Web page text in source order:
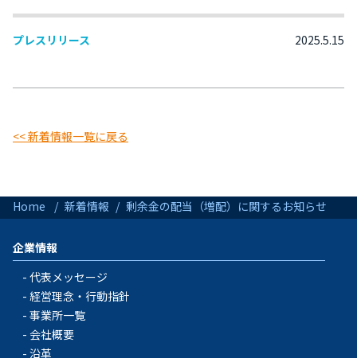
プレスリリース 2025.5.15
<< 新着情報一覧に戻る
Home 新着情報 剰余金の配当（増配）に関するお知らせ
企業情報
代表メッセージ
経営理念・行動指針
事業所一覧
会社概要
沿革